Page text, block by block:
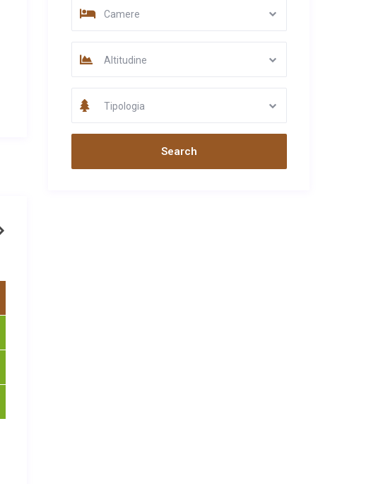
Camere
Altitudine
Tipologia